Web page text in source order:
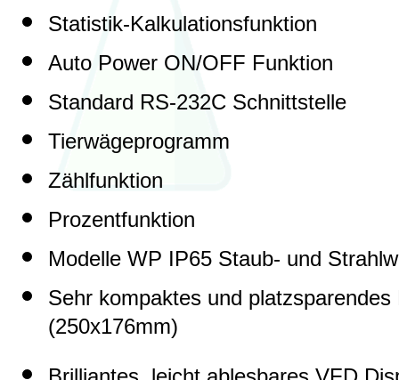
Statistik-Kalkulationsfunktion
Auto Power ON/OFF Funktion
Standard RS-232C Schnittstelle
Tierwägeprogramm
Zählfunktion
Prozentfunktion
Modelle WP IP65 Staub- und
Sehr kompaktes und
(250x176mm)